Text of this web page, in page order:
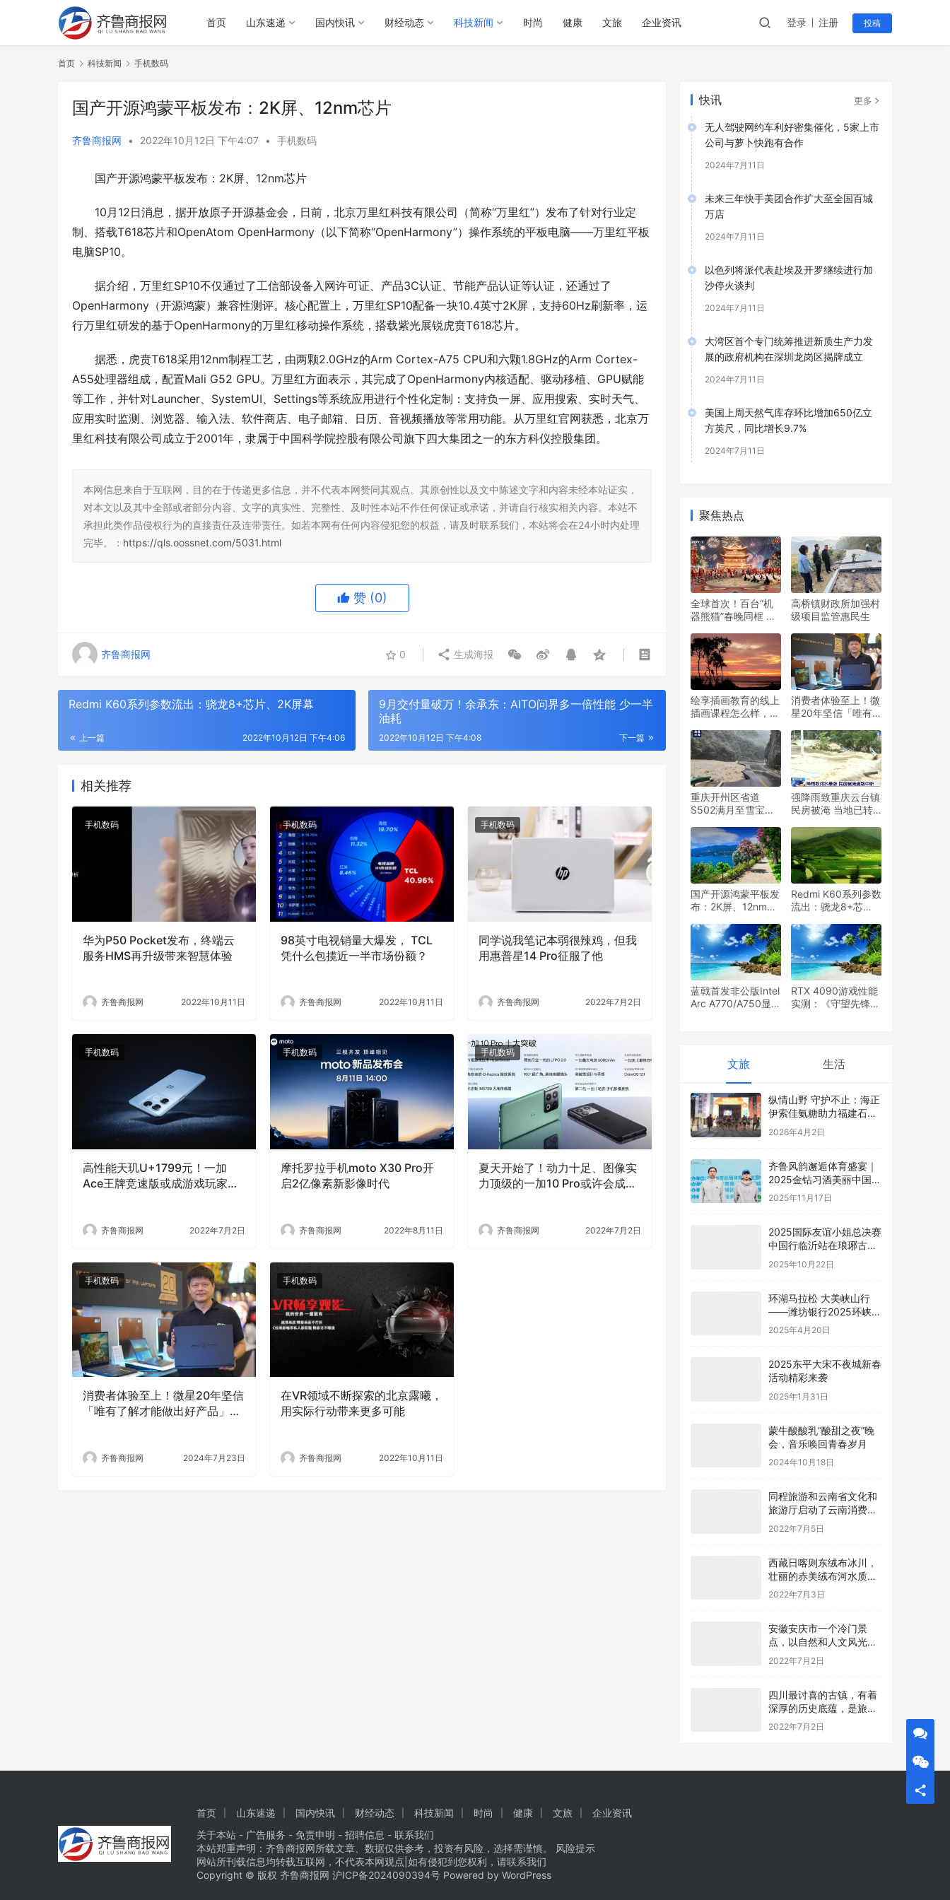
首页 山东速递 国内快讯 财经动态 科技新闻 时尚 健康 文旅 企业资讯 登录 注册 投稿
首页 科技新闻 手机数码
国产开源鸿蒙平板发布：2K屏、12nm芯片
齐鲁商报网 • 2022年10月12日 下午4:07 • 手机数码
国产开源鸿蒙平板发布：2K屏、12nm芯片
10月12日消息，据开放原子开源基金会，日前，北京万里红科技有限公司（简称“万里红”）发布了针对行业定
制、搭载T618芯片和OpenAtom OpenHarmony（以下简称“OpenHarmony”）操作系统的平板电脑——万里红平板
电脑SP10。
据介绍，万里红SP10不仅通过了工信部设备入网许可证、产品3C认证、节能产品认证等认证，还通过了
OpenHarmony（开源鸿蒙）兼容性测评。核心配置上，万里红SP10配备一块10.4英寸2K屏，支持60Hz刷新率，运
行万里红研发的基于OpenHarmony的万里红移动操作系统，搭载紫光展锐虎贲T618芯片。
据悉，虎贲T618采用12nm制程工艺，由两颗2.0GHz的Arm Cortex-A75 CPU和六颗1.8GHz的Arm Cortex-
A55处理器组成，配置Mali G52 GPU。万里红方面表示，其完成了OpenHarmony内核适配、驱动移植、GPU赋能
等工作，并针对Launcher、SystemUI、Settings等系统应用进行个性化定制：支持负一屏、应用搜索、实时天气、
应用实时监测、浏览器、输入法、软件商店、电子邮箱、日历、音视频播放等常用功能。从万里红官网获悉，北京万
里红科技有限公司成立于2001年，隶属于中国科学院控股有限公司旗下四大集团之一的东方科仪控股集团。
本网信息来自于互联网，目的在于传递更多信息，并不代表本网赞同其观点。其原创性以及文中陈述文字和内容未经本站证实，
对本文以及其中全部或者部分内容、文字的真实性、完整性、及时性本站不作任何保证或承诺，并请自行核实相关内容。本站不
承担此类作品侵权行为的直接责任及连带责任。如若本网有任何内容侵犯您的权益，请及时联系我们，本站将会在24小时内处理
完毕。： https://qls.oossnet.com/5031.html
赞 (0)
齐鲁商报网 0 生成海报
Redmi K60系列参数流出：骁龙8+芯片、2K屏幕
上一篇 2022年10月12日 下午4:06
9月交付量破万！余承东：AITO问界多一倍性能 少一半
油耗
下一篇
2022年10月12日 下午4:08
相关推荐
手机数码
华为P50 Pocket发布，终端云
服务HMS再升级带来智慧体验
齐鲁商报网 2022年10月11日
手机数码
98英寸电视销量大爆发， TCL
凭什么包揽近一半市场份额？
齐鲁商报网 2022年10月11日
手机数码
同学说我笔记本弱很辣鸡，但我
用惠普星14 Pro征服了他
齐鲁商报网 2022年7月2日
手机数码
高性能天玑U+1799元！一加
Ace王牌竞速版或成游戏玩家暑
齐鲁商报网 2022年7月2日
手机数码
摩托罗拉手机moto X30 Pro开
启2亿像素新影像时代
齐鲁商报网 2022年8月11日
手机数码
夏天开始了！动力十足、图像实
力顶级的一加10 Pro或许会成为
齐鲁商报网 2022年7月2日
手机数码
消费者体验至上！微星20年坚信
「唯有了解才能做出好产品」成
齐鲁商报网 2024年7月23日
手机数码
在VR领域不断探索的北京露曦，
用实际行动带来更多可能
齐鲁商报网 2022年10月11日
快讯 更多
无人驾驶网约车利好密集催化，5家上市
公司与萝卜快跑有合作
2024年7月11日
未来三年快手美团合作扩大至全国百城
万店
2024年7月11日
以色列将派代表赴埃及开罗继续进行加
沙停火谈判
2024年7月11日
大湾区首个专门统筹推进新质生产力发
展的政府机构在深圳龙岗区揭牌成立
2024年7月11日
美国上周天然气库存环比增加650亿立
方英尺，同比增长9.7%
2024年7月11日
聚焦热点
全球首次！百台“机
器熊猫”春晚同框 魔
新高度
高桥镇财政所加强村
级项目监管惠民生
绘享插画教育的线上
插画课程怎么样，学
消费者体验至上！微
星20年坚信「唯有
品」成功打造笔记本
王朝
重庆开州区省道
S502满月至雪宝山
断
强降雨致重庆云台镇
民房被淹 当地已转
国产开源鸿蒙平板发
布：2K屏、12nm芯
Redmi K60系列参数
流出：骁龙8+芯
蓝戟首发非公版Intel
Arc A770/A750显
RTX 4090游戏性能
实测：《守望先锋：
文旅 生活
纵情山野 守护不止：海正
伊索佳氨糖助力福建石牛
山越野赛完美收官
2026年4月2日
齐鲁风韵邂逅体育盛宴｜
2025金钻习酒美丽中国全
民健身跑年度圆满收官
2025年11月17日
2025国际友谊小姐总决赛
中国行临沂站在琅琊古城
开幕
2025年10月22日
环湖马拉松 大美峡山行
——潍坊银行2025环峡山
湖马拉松鸣枪开赛
2025年4月20日
2025东平大宋不夜城新春
活动精彩来袭
2025年1月31日
蒙牛酸酸乳“酸甜之夜”晚
会，音乐唤回青春岁月
2024年10月18日
同程旅游和云南省文化和
旅游厅启动了云南消费券
的第二轮发放
2022年7月5日
西藏日喀则东绒布冰川，
壮丽的赤美绒布河水质达
到一类标准
2022年7月3日
安徽安庆市一个冷门景
点，以自然和人文风光著
称的旅游胜地，深受游客
2022年7月2日
四川最讨喜的古镇，有着
深厚的历史底蕴，是旅游
和娱乐的好地方
2022年7月2日
首页 山东速递 国内快讯 财经动态 科技新闻 时尚 健康 文旅
企业资讯
关于本站 - 广告服务 - 免责申明 - 招聘信息 - 联系我们
本站郑重声明：齐鲁商报网所载文章、数据仅供参考，投资有风险，选择需谨慎。 风险提示
网站所刊载信息均转载互联网，不代表本网观点|如有侵犯到您权利，请联系我们
Copyright © 版权 齐鲁商报网 沪ICP备2024090394号 Powered by WordPress